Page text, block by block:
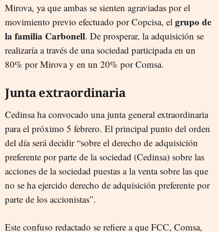
Mirova, ya que ambas se sienten agraviadas por el
movimiento previo efectuado por Copcisa, el grupo de
la familia Carbonell. De prosperar, la adquisición se
realizaría a través de una sociedad participada en un
80% por Mirova y en un 20% por Comsa.
Junta extraordinaria
Cedinsa ha convocado una junta general extraordinaria
para el próximo 5 febrero. El principal punto del orden
del día será decidir “sobre el derecho de adquisición
preferente por parte de la sociedad (Cedinsa) sobre las
acciones de la sociedad puestas a la venta sobre las que
no se ha ejercido derecho de adquisición preferente por
parte de los accionistas”.
Este confuso redactado se refiere a que FCC, Comsa,